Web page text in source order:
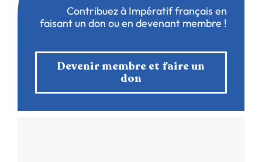
Contribuez à Impératif français en
faisant un don ou en devenant membre !
Devenir membre et faire un
don